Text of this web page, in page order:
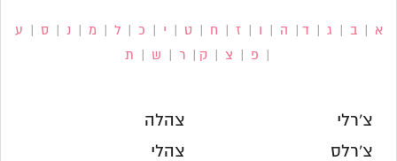
א |ב ג |ד ה |ז ח |ט י כ |ל מ נ ס ע
פ צ |ק |ר ש ת
צ'רלי
צ'רלס
צהלה
צהלי